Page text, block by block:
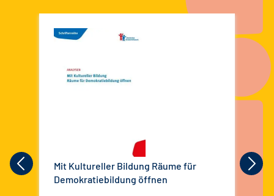
Mit Kultureller Bildung Räume für
Demokratiebildung öffnen